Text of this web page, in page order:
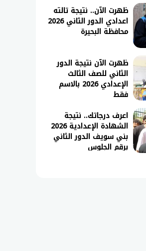
ظهرت الآن.. نتيجة تالته
اعدادي الدور الثاني 2026
محافظة البحيرة
ظهرت الآن نتيجة الدور
الثاني للصف الثالث
الإعدادي 2026 بالاسم
فقط
اعرف درجاتك.. نتيجة
الشهادة الإعدادية 2026
بني سويف الدور الثاني
برقم الجلوس